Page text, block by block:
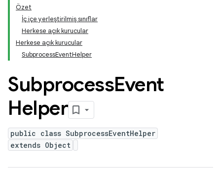
Özet
İç içe yerleştirilmiş sınıflar
Herkese açık kurucular
Herkese açık kurucular
SubprocessEventHelper
SubprocessEvent
Helper
public class SubprocessEventHelper
extends Object